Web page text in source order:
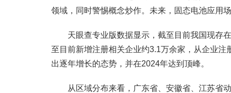
领域，同时警惕概念炒作。未来，固态电池应用
天眼查专业版数据显示，截至目前我国现存
至目前新增注册相关企业约3.1万余家，从企业
出逐年增长的态势，并在2024年达到顶峰。
从区域分布来看，广东省、安徽省、江苏省